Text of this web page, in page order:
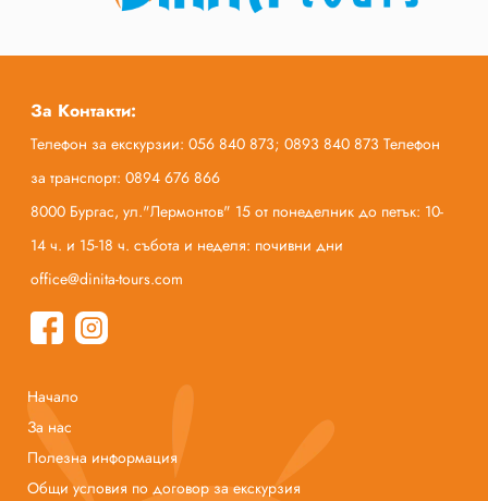
За Контакти:
Телефон за екскурзии: 056 840 873; 0893 840 873 Телефон
за транспорт: 0894 676 866
8000 Бургас, ул."Лермонтов" 15 от понеделник до петък: 10-
14 ч. и 15-18 ч. събота и неделя: почивни дни
office@dinita-tours.com
Начало
За нас
Полезна информация
Общи условия по договор за екскурзия